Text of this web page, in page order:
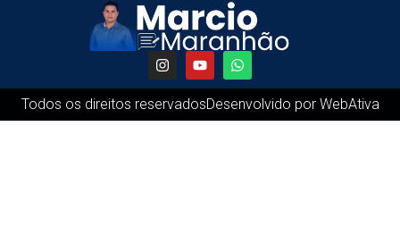
Todos os direitos reservadosDesenvolvido por WebAtiva